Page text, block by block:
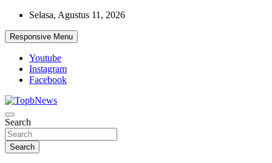
Skip
content
Selasa, Agustus 11, 2026
Responsive Menu
Youtube
Instagram
Facebook
Search
Search